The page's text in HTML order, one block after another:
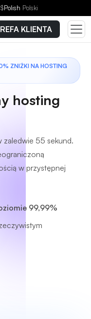
$Polish Polski
KLIENTA
ZNIŻKI NA HOSTING
hosting
zaledwie 55 sekund.
w przystępnej
99,99%